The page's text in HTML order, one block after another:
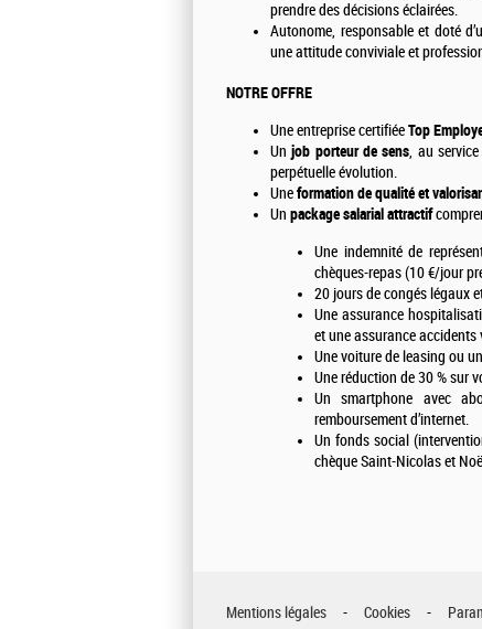
prendre des décisions éclairées.
Autonome, responsable et doté
une attitude conviviale et
NOTRE OFFRE
Une entreprise certifiéeTop
Unjob porteur de sens, au
perpétuelle évolution.
Uneformation de qualité et
Un package salarial attractif
Une indemnité de
chèques-repas (10 €/jour
20 jours de congés légaux
Une assurance
et une assurance accidents
Une voiture de leasing ou
Une réduction de 30 % sur
Un smartphone avec
remboursement d’internet.
Un fonds social
chèque Saint-Nicolas et
Mentions légales Cookies